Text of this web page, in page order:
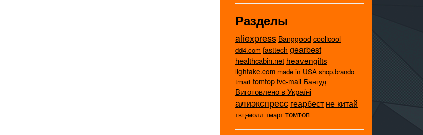
Разделы
aliexpress Banggood coolicool
dd4.com fasttech gearbest
healthcabin.net heavengifts
lightake.com made in USA shop.brando
tmart tomtop tvc-mall Бангуд
Виготовлено в Україні
алиэкспресс геарбест не китай
твц-молл тмарт томтоп